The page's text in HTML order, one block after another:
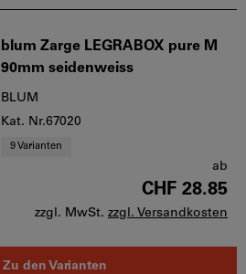
blum Zarge LEGRABOX pure M
90mm seidenweiss
BLUM
Kat. Nr.67020
9 Varianten
ab
CHF 28.85
zzgl. MwSt. zzgl. Versandkosten
Zu den Varianten